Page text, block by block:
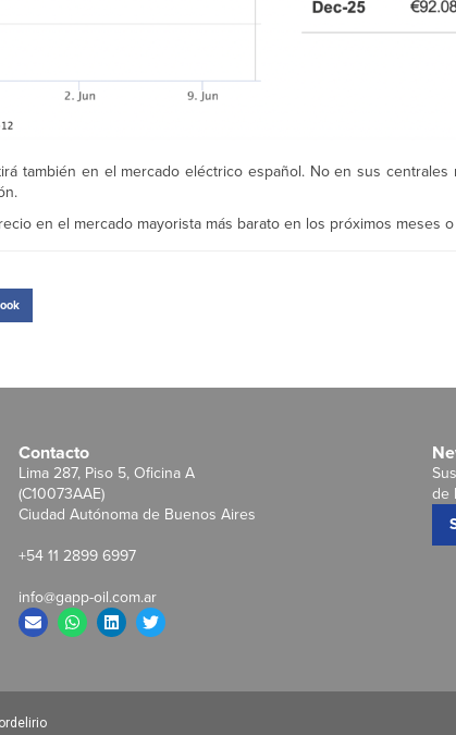
también en el mercado eléctrico español. No en sus
en el mercado mayorista más barato en los próximos meses
Contacto
Lima 287, Piso 5, Oficina A
(C10073AAE)
Ciudad Autónoma de Buenos Aires
+54 11 2899 6997
info@gapp-oil.com.ar
de